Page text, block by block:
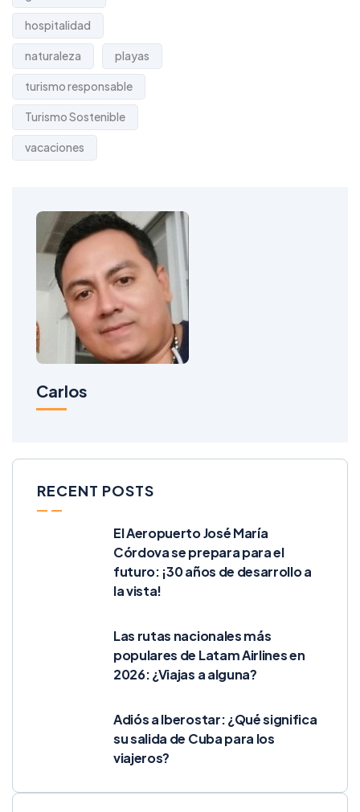
hospitalidad
naturaleza playas
turismo responsable
Turismo Sostenible
vacaciones
Carlos
RECENT POSTS
El Aeropuerto José María
Córdova se prepara para el
futuro: ¡30 años de desarrollo a
la vista!
Las rutas nacionales más
populares de Latam Airlines en
2026: ¿Viajas a alguna?
Adiós a Iberostar: ¿Qué significa
su salida de Cuba para los
viajeros?